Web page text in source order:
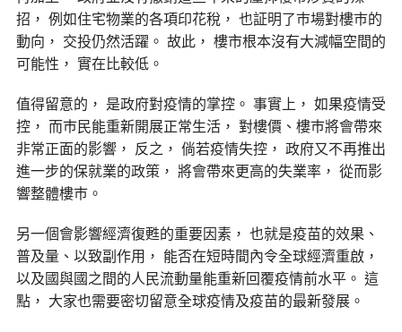
招， 例如住宅物業的各項印花稅， 也証明了巿場對樓巿的
動向， 交投仍然活躍。 故此， 樓市根本沒有大減幅空間的
可能性， 實在比較低。
值得留意的， 是政府對疫情的掌控。 事實上， 如果疫情受
控， 而巿民能重新開展正常生活， 對樓價、樓巿將會帶來
非常正面的影響， 反之， 倘若疫情失控， 政府又不再推出
進一步的保就業的政策， 將會帶來更高的失業率， 從而影
響整體樓巿。
另一個會影響經濟復甦的重要因素， 也就是疫苗的效果、
普及量、以致副作用， 能否在短時間內令全球經濟重啟，
以及國與國之間的人民流動量能重新回覆疫情前水平。 這
點， 大家也需要密切留意全球疫情及疫苗的最新發展。